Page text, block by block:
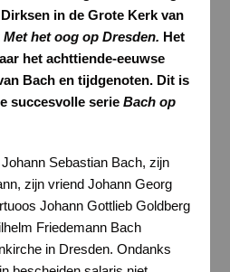
in de Grote Kerk van
Met het oog op Dresden. Het
het achttiende-eeuwse
Bach en tijdgenoten. Dit is
succesvolle serie Bach op
Sebastian Bach, zijn
zijn vriend Johann Georg
Johann Gottlieb Goldberg
Friedemann Bach
in Dresden. Ondanks